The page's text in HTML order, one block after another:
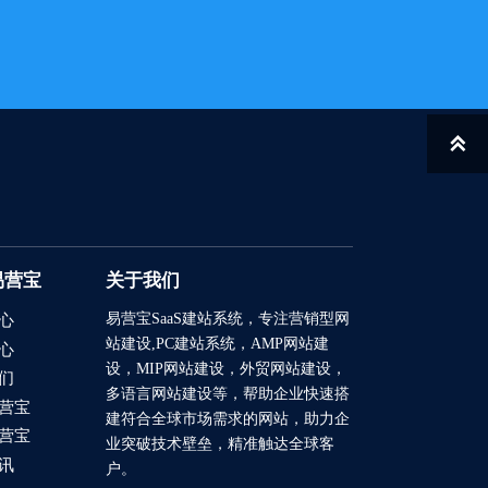
2025/10/20
2025/07/16
2025/07/04
2026/03/12
营宝
宝
宝
关于我们
易营宝SaaS建站系统，专注营销型网
站建设,PC建站系统，AMP网站建
设，MIP网站建设，外贸网站建设，
多语言网站建设等，帮助企业快速搭
建符合全球市场需求的网站，助力企
业突破技术壁垒，精准触达全球客
户。
